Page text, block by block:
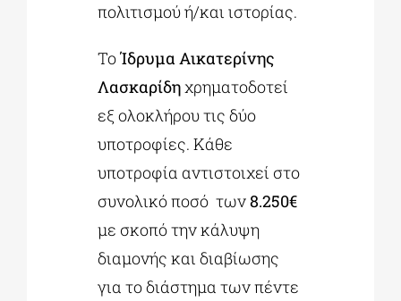
πολιτισμού ή/και ιστορίας.
ΤοΊδρυμα Αικατερίνης
Λασκαρίδηχρηματοδοτεί
εξ ολοκλήρου τις δύο
υποτροφίες. Κάθε
υποτροφία αντιστοιχεί στο
συνολικό ποσό των8.250€
με σκοπό την κάλυψη
διαμονής και διαβίωσης
για το διάστημα των πέντε